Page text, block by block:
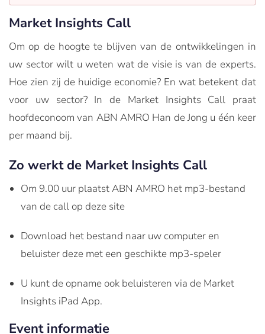
Market Insights Call
Om op de hoogte te blijven van de ontwikkelingen in
uw sector wilt u weten wat de visie is van de experts.
Hoe zien zij de huidige economie? En wat betekent dat
voor uw sector? In de Market Insights Call praat
hoofdeconoom van ABN AMRO Han de Jong u één keer
per maand bij.
Zo werkt de Market Insights Call
Om 9.00 uur plaatst ABN AMRO het mp3-bestand
van de call op deze site
Download het bestand naar uw computer en
beluister deze met een geschikte mp3-speler
U kunt de opname ook beluisteren via de Market
Insights iPad App.
Event informatie